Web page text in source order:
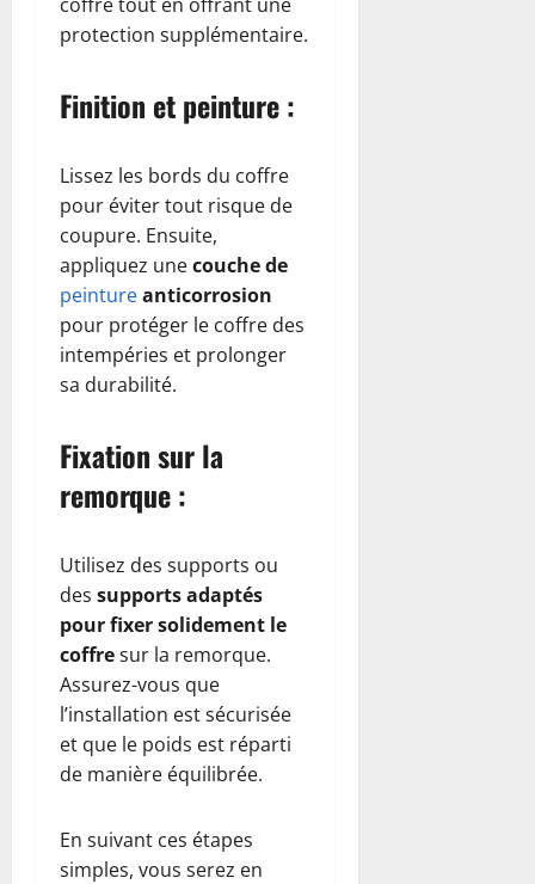
protection supplémentaire.
Finition et peinture :
Lissez les bords du coffre
pour éviter tout risque de
coupure. Ensuite,
appliquez unecouche de
peintureanticorrosion
pour protéger le coffre des
intempéries et prolonger
sa durabilité.
Fixation sur la
remorque :
Utilisez des supports ou
des supports adaptés
pour fixer solidement le
coffresur la remorque.
Assurez-vous que
l’installation est sécurisée
et que le poids est réparti
de manière équilibrée.
En suivant ces étapes
simples, vous serez en